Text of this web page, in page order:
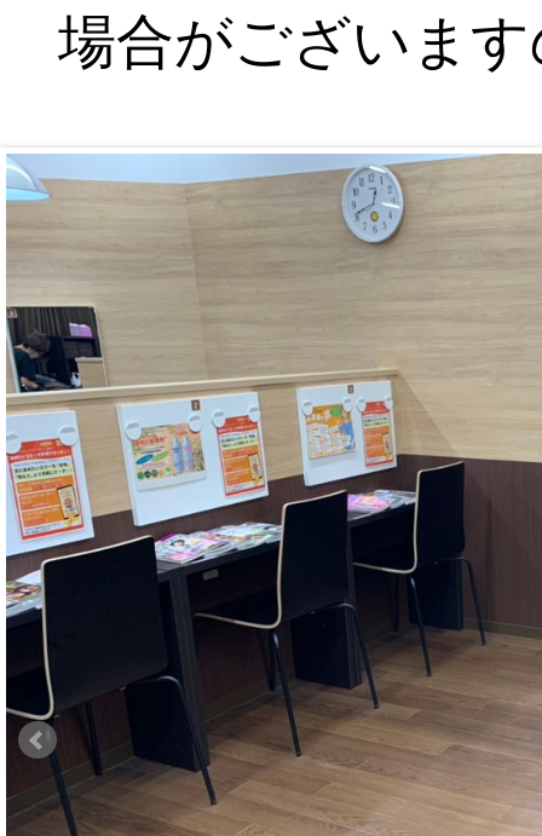
場合がございま